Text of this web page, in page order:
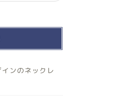
ンのネックレ